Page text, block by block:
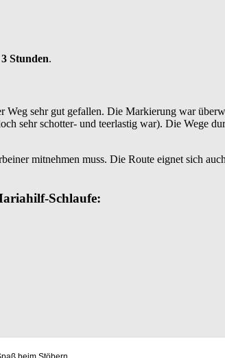
Stunden.
sehr gut gefallen. Die Markierung war
sehr schotter- und teerlastig war). Die Wege
mitnehmen muss. Die Route eignet sich
Schlaufe: